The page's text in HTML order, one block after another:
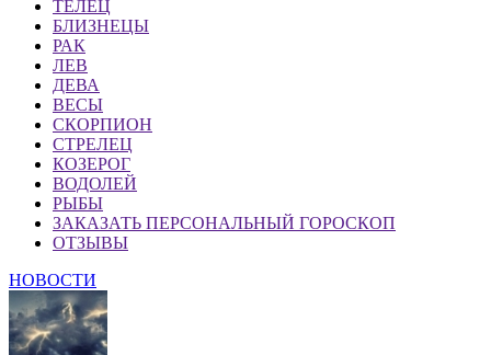
ТЕЛЕЦ
БЛИЗНЕЦЫ
РАК
ЛЕВ
ДЕВА
ВЕСЫ
СКОРПИОН
СТРЕЛЕЦ
КОЗЕРОГ
ВОДОЛЕЙ
РЫБЫ
ЗАКАЗАТЬ ПЕРСОНАЛЬНЫЙ ГОРОСКОП
ОТЗЫВЫ
НОВОСТИ